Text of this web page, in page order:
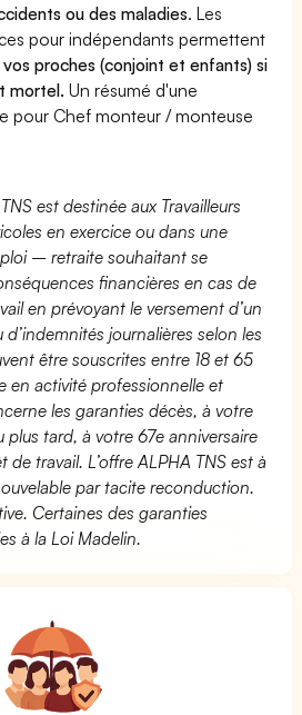
ou des maladies. Les
pour indépendants permettent
proches (conjoint et enfants) si
mortel. Un résumé d'une
pour Chef monteur / monteuse
est destinée aux Travailleurs
en exercice ou dans une
– retraite souhaitant se
financières en cas de
en prévoyant le versement d’un
journalières selon les
être souscrites entre 18 et 65
en activité professionnelle et
les garanties décès, à votre
plus tard, à votre 67e anniversaire
travail. L’offre ALPHA TNS est à
par tacite reconduction.
Certaines des garanties
à la Loi Madelin.